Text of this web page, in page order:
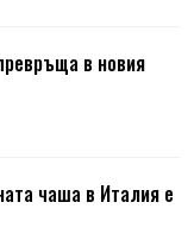
в новия
чаша в Италия е